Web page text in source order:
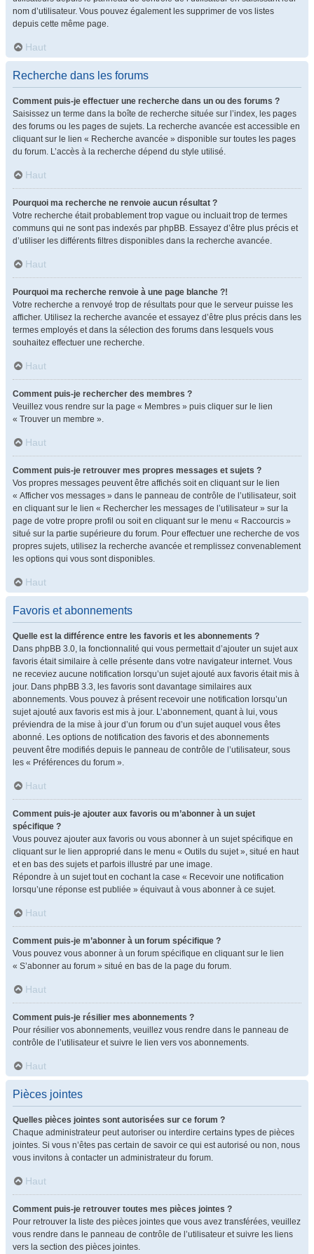
nom d’utilisateur. Vous pouvez également les supprimer de vos listes
depuis cette même page.
Haut
Recherche dans les forums
Comment puis-je effectuer une recherche dans un ou des forums ?
Saisissez un terme dans la boîte de recherche située sur l’index, les pages
des forums ou les pages de sujets. La recherche avancée est accessible en
cliquant sur le lien « Recherche avancée » disponible sur toutes les pages
du forum. L’accès à la recherche dépend du style utilisé.
Haut
Pourquoi ma recherche ne renvoie aucun résultat ?
Votre recherche était probablement trop vague ou incluait trop de termes
communs qui ne sont pas indexés par phpBB. Essayez d’être plus précis et
d’utiliser les différents filtres disponibles dans la recherche avancée.
Haut
Pourquoi ma recherche renvoie à une page blanche ?!
Votre recherche a renvoyé trop de résultats pour que le serveur puisse les
afficher. Utilisez la recherche avancée et essayez d’être plus précis dans les
termes employés et dans la sélection des forums dans lesquels vous
souhaitez effectuer une recherche.
Haut
Comment puis-je rechercher des membres ?
Veuillez vous rendre sur la page « Membres » puis cliquer sur le lien
« Trouver un membre ».
Haut
Comment puis-je retrouver mes propres messages et sujets ?
Vos propres messages peuvent être affichés soit en cliquant sur le lien
« Afficher vos messages » dans le panneau de contrôle de l’utilisateur, soit
en cliquant sur le lien « Rechercher les messages de l’utilisateur » sur la
page de votre propre profil ou soit en cliquant sur le menu « Raccourcis »
situé sur la partie supérieure du forum. Pour effectuer une recherche de vos
propres sujets, utilisez la recherche avancée et remplissez convenablement
les options qui vous sont disponibles.
Haut
Favoris et abonnements
Quelle est la différence entre les favoris et les abonnements ?
Dans phpBB 3.0, la fonctionnalité qui vous permettait d’ajouter un sujet aux
favoris était similaire à celle présente dans votre navigateur internet. Vous
ne receviez aucune notification lorsqu’un sujet ajouté aux favoris était mis à
jour. Dans phpBB 3.3, les favoris sont davantage similaires aux
abonnements. Vous pouvez à présent recevoir une notification lorsqu’un
sujet ajouté aux favoris est mis à jour. L’abonnement, quant à lui, vous
préviendra de la mise à jour d’un forum ou d’un sujet auquel vous êtes
abonné. Les options de notification des favoris et des abonnements
peuvent être modifiés depuis le panneau de contrôle de l’utilisateur, sous
les « Préférences du forum ».
Haut
Comment puis-je ajouter aux favoris ou m’abonner à un sujet
spécifique ?
Vous pouvez ajouter aux favoris ou vous abonner à un sujet spécifique en
cliquant sur le lien approprié dans le menu « Outils du sujet », situé en haut
et en bas des sujets et parfois illustré par une image.
Répondre à un sujet tout en cochant la case « Recevoir une notification
lorsqu’une réponse est publiée » équivaut à vous abonner à ce sujet.
Haut
Comment puis-je m’abonner à un forum spécifique ?
Vous pouvez vous abonner à un forum spécifique en cliquant sur le lien
« S’abonner au forum » situé en bas de la page du forum.
Haut
Comment puis-je résilier mes abonnements ?
Pour résilier vos abonnements, veuillez vous rendre dans le panneau de
contrôle de l’utilisateur et suivre le lien vers vos abonnements.
Haut
Pièces jointes
Quelles pièces jointes sont autorisées sur ce forum ?
Chaque administrateur peut autoriser ou interdire certains types de pièces
jointes. Si vous n’êtes pas certain de savoir ce qui est autorisé ou non, nous
vous invitons à contacter un administrateur du forum.
Haut
Comment puis-je retrouver toutes mes pièces jointes ?
Pour retrouver la liste des pièces jointes que vous avez transférées, veuillez
vous rendre dans le panneau de contrôle de l’utilisateur et suivre les liens
vers la section des pièces jointes.